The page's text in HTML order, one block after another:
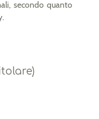
secondo quanto